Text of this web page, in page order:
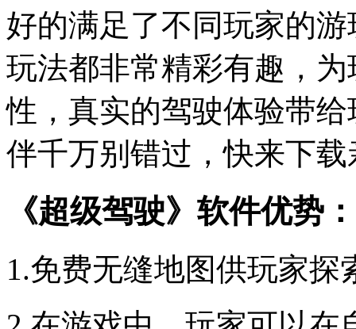
好的满足了不同玩家的
玩法都非常精彩有趣，
性，真实的驾驶体验带
伴千万别错过，快来下
《超级驾驶》软件优势：
1.免费无缝地图供玩家探